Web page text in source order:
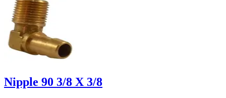
Nipple 90 3/8 X 3/8